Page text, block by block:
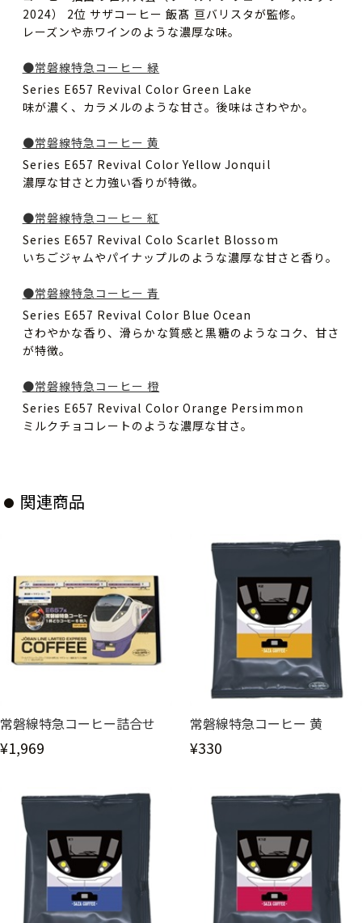
2024） 2位 サザコーヒー 飯髙 亘バリスタが監修。
レーズンや赤ワインのような濃厚な味。
●常磐線特急コーヒー 緑
Series E657 Revival Color Green Lake
味が濃く、カラメルのような甘さ。後味はさわやか。
●常磐線特急コーヒー 黄
Series E657 Revival Color Yellow Jonquil
濃厚な甘さと力強い香りが特徴。
●常磐線特急コーヒー 紅
Series E657 Revival Colo Scarlet Blossom
いちごジャムやパイナップルのような濃厚な甘さと香り。
●常磐線特急コーヒー 青
Series E657 Revival Color Blue Ocean
さわやかな香り、滑らかな質感と黒糖のようなコク、甘さ
が特徴。
●常磐線特急コーヒー 橙
Series E657 Revival Color Orange Persimmon
ミルクチョコレートのような濃厚な甘さ。
関連商品
常磐線特急コーヒー詰合せ
¥1,969
常磐線特急コーヒー 黄
¥330